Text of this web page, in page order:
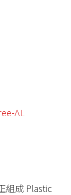
AL
組成 Plastic